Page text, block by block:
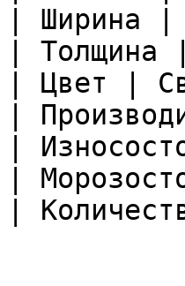
| Ширина |
|
| Цвет |
|
|
|
|